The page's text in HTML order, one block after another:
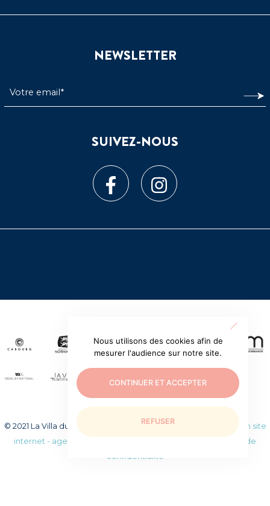
NEWSLETTER
SUIVEZ-NOUS
© 2021 La Villa du temps retrouvé. Tous droits réservés.
Création site
internet - agence web WEEZY
Politique de
confidentialité
Nous utilisons des cookies afin de
mesurer l'audience sur notre site.
CONTINUER ET ACCEPTER
REFUSER